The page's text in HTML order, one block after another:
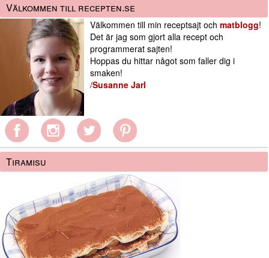
Välkommen till recepten.se
Välkommen till min receptsajt och matblogg!
Det är jag som gjort alla recept och
programmerat sajten!
Hoppas du hittar något som faller dig i
smaken!
/Susanne Jarl
Tiramisu